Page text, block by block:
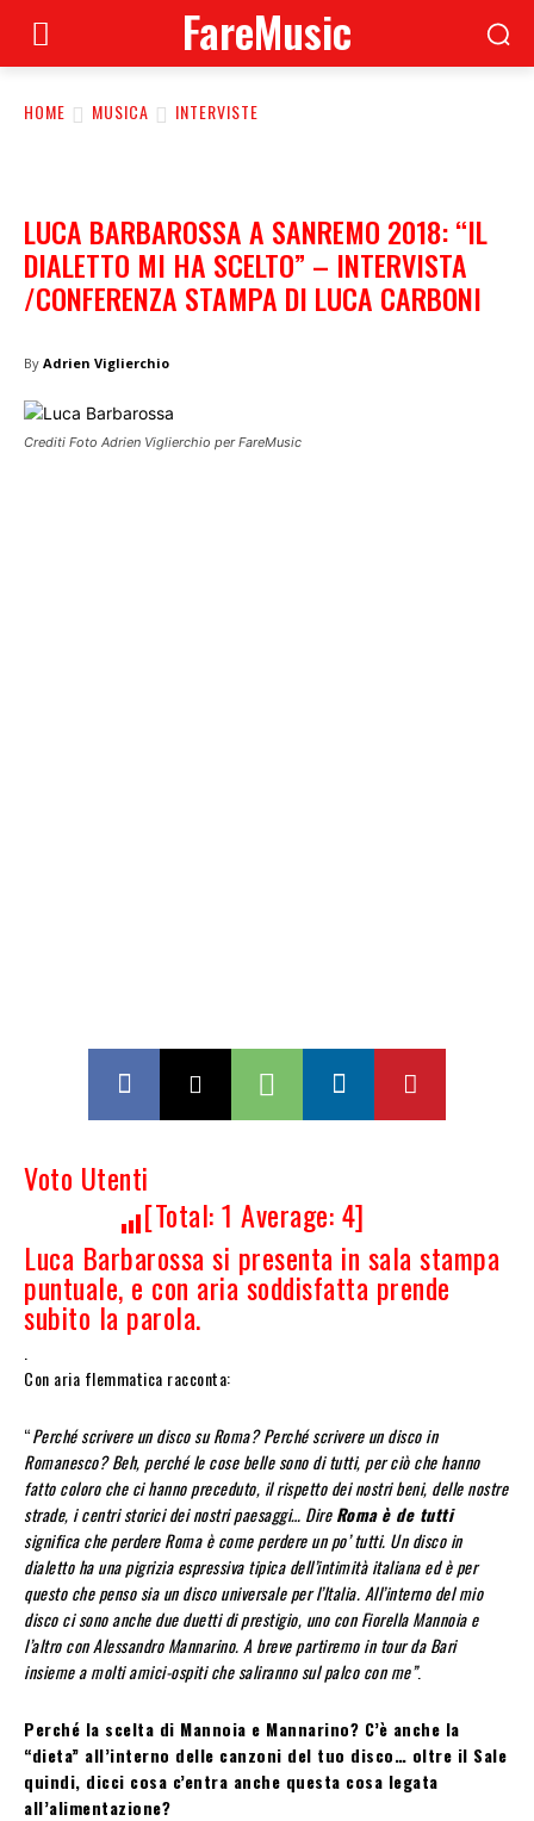
FareMusic
HOME MUSICA INTERVISTE
LUCA BARBAROSSA A SANREMO 2018: “IL
DIALETTO MI HA SCELTO” – INTERVISTA
/CONFERENZA STAMPA DI LUCA CARBONI
By Adrien Viglierchio
Crediti Foto Adrien Viglierchio per FareMusic
Voto Utenti
[Total:1 Average:4]
Luca Barbarossa si presenta in sala stampa
puntuale, e con aria soddisfatta prende
subito la parola.
Con aria flemmatica racconta:
“Perché scrivere un disco su Roma? Perché scrivere un disco in
Romanesco? Beh, perché le cose belle sono di tutti, per ciò che hanno
fatto coloro che ci hanno preceduto, il rispetto dei nostri beni, delle nostre
strade, i centri storici dei nostri paesaggi… DireRoma è de tutti
significa che perdere Roma è come perdere un po’ tutti. Un disco in
dialetto ha una pigrizia espressiva tipica dell’intimità italiana ed è per
questo che penso sia un disco universale per l’Italia. All’interno del mio
disco ci sono anche due duetti di prestigio, uno con Fiorella Mannoia e
l’altro con Alessandro Mannarino. A breve partiremo in tour da Bari
insieme a molti amici-ospiti che saliranno sul palco con me”.
Perché la scelta di Mannoia e Mannarino? C’è anche la
“dieta” all’interno delle canzoni del tuo disco… oltre il Sale
quindi, dicci cosa c’entra anche questa cosa legata
all’alimentazione?